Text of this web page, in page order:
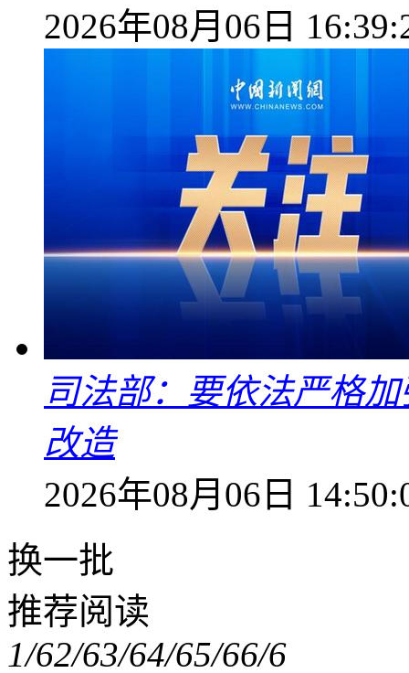
2026年08月06日
司法部：要依法严格
改造
2026年08月06日
换一批
推荐阅读
1/62/63/64/65/66/6